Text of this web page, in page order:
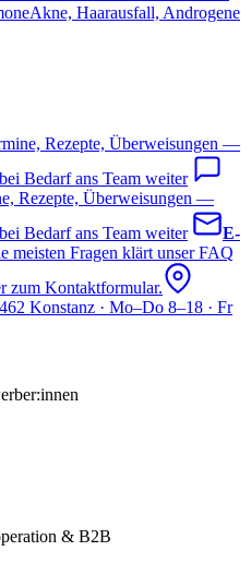
Akne, Haarausfall, Androgene
Rezepte, Überweisungen —
Bedarf ans Team weiter
Rezepte, Überweisungen —
Bedarf ans Team weiter
E-
meisten Fragen klärt unser FAQ
zum Kontaktformular.
Konstanz · Mo–Do 8–18 · Fr
& B2B